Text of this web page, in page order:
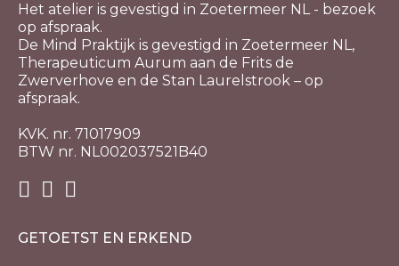
Het atelier is gevestigd in Zoetermeer NL - bezoek
op afspraak.
De Mind Praktijk is gevestigd in Zoetermeer NL,
Therapeuticum Aurum aan de Frits de
Zwerverhove en de Stan Laurelstrook – op
afspraak.
KVK. nr. 71017909
BTW nr. NL002037521B40
GETOETST EN ERKEND